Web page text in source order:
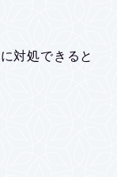
対処できると